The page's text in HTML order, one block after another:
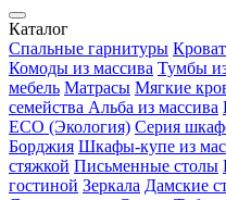
Каталог
Спальные гарнитуры
Комоды из массива Тумбы
мебель Матрасы Мягкие
семейства Альба из массива
ECO (Экология) Серия
Борджия Шкафы-купе из
стяжкой Письменные столы
гостиной Зеркала Дамские